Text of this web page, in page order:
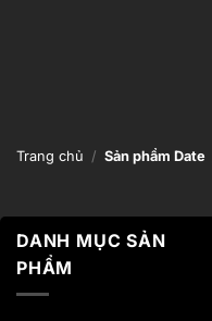
Trang chủ / Sản phẩm Date
DANH MỤC SẢN
PHẨM